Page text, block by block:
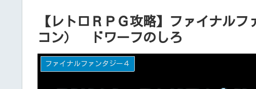
【レトロＲＰＧ攻略】ファイナル
コン） ドワーフのしろ
ファイナルファンタジー４